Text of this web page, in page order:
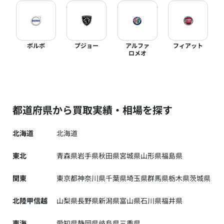
ボルボ プジョー
アルファ
ロメオ
フィアット
都道府県から買取実績・相場を探す
北海道 北海道
東北 青森県岩手県秋田県宮城県山形県福島県
関東 東京都神奈川県千葉県埼玉県群馬県栃木県茨城県
北陸甲信越 山梨県長野県新潟県富山県石川県福井県